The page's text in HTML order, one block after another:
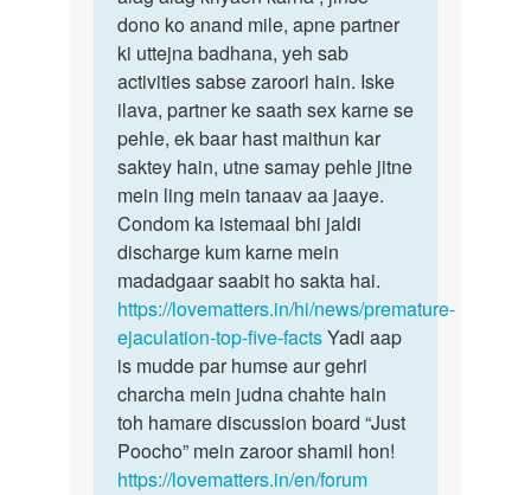
dono ko anand mile, apne partner
ki uttejna badhana, yeh sab
activities sabse zaroori hain. Iske
ilava, partner ke saath sex karne se
pehle, ek baar hast maithun kar
saktey hain, utne samay pehle jitne
mein ling mein tanaav aa jaaye.
Condom ka istemaal bhi jaldi
discharge kum karne mein
madadgaar saabit ho sakta hai.
https://lovematters.in/hi/news/premature-
ejaculation-top-five-factsYadi aap
is mudde par humse aur gehri
charcha mein judna chahte hain
toh hamare discussion board “Just
Poocho” mein zaroor shamil hon!
https://lovematters.in/en/forum